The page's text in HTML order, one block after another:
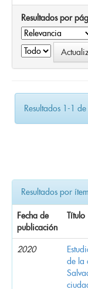
Resultados por
Resultados 1-1 de
Resultados por
Fecha de
publicación
Título
2020
de la